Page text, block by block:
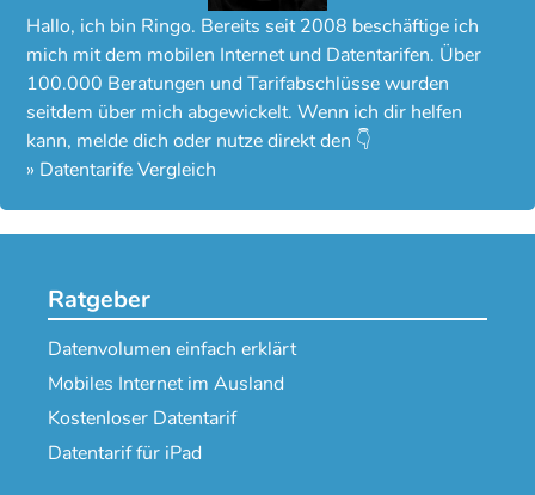
Hallo, ich bin Ringo. Bereits seit 2008 beschäftige ich
mich mit dem mobilen Internet und Datentarifen. Über
100.000 Beratungen und Tarifabschlüsse wurden
seitdem über mich abgewickelt. Wenn ich dir helfen
kann, melde dich oder nutze direkt den 👇
» Datentarife Vergleich
Ratgeber
Datenvolumen einfach erklärt
Mobiles Internet im Ausland
Kostenloser Datentarif
Datentarif für iPad